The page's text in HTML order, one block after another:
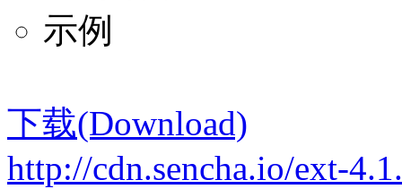
示例
下载(Download)
http://cdn.sencha.io/ext-